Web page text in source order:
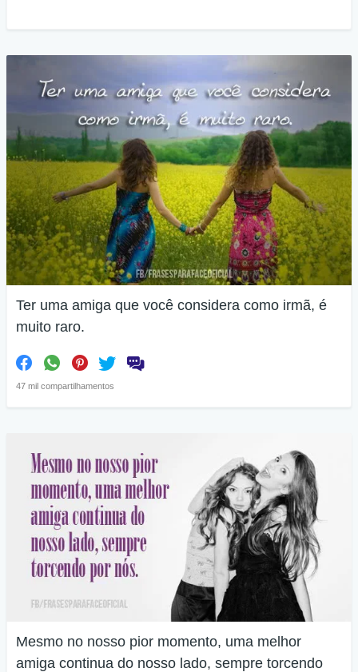
Ter uma amiga que você considera como irmã, é
muito raro.
47 mil compartilhamentos
Mesmo no nosso pior momento, uma melhor
amiga continua do nosso lado, sempre torcendo